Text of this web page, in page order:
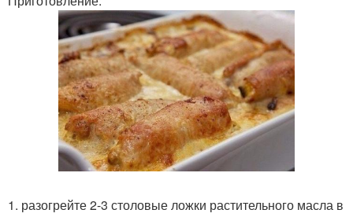
1. разогрейте 2-3 столовые ложки растительного масла в